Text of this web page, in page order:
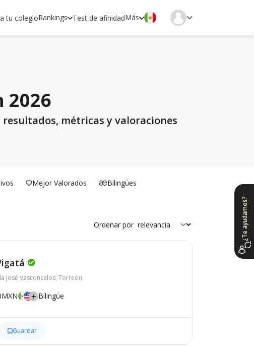
tu colegioRankings Test de afinidadMás
2026
resultados, métricas y valoraciones
Mejor Valorados Bilingües
Ordenar por
José Vasconcelos, Torreón
Bilingüe
Guardar
¿Te ayudamos?